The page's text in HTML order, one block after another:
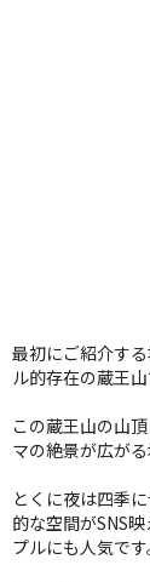
最初にご紹介す
ル的存在の蔵王山
この蔵王山の山
マの絶景が広が
とくに夜は四季
的な空間がSNS
プルにも人気です